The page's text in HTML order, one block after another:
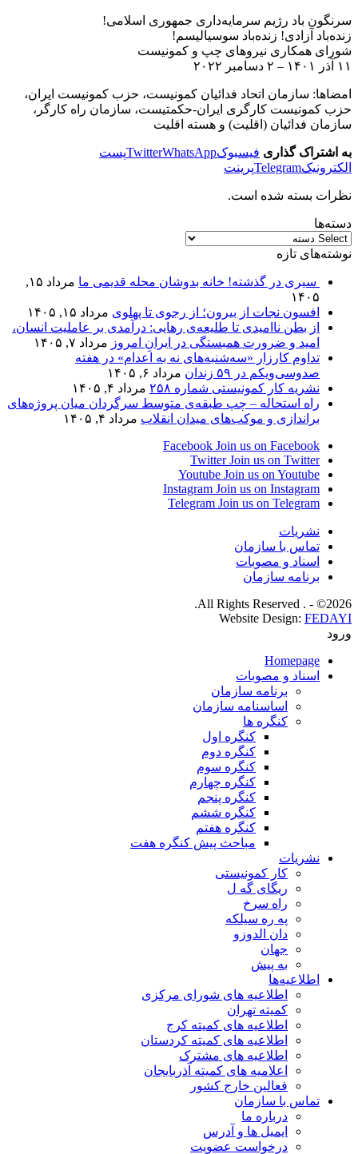
سرنگون باد رژیم سرمایه‌داری جمهوری اسلامی!
زنده‌باد آزادی! زنده‌باد سوسیالیسم!
شورای همکاری نیروهای چپ و کمونیست
۱۱ آذر ۱۴۰۱ – ۲ دسامبر ۲۰۲۲
امضاها: سازمان اتحاد فدائیان کمونیست، حزب کمونیست ایران،
حزب کمونیست کارگری ایران-حکمتیست، سازمان راه کارگر،
سازمان فدائیان (اقلیت) و هسته اقلیت
به اشتراک گذاری فیسبوک TwitterWhatsApp
پست
الکترونیکTelegramپرینت
نظرات بسته شده است.
دسته‌ها
نوشته‌های تازه
سیری در گذشته! خانه بدوشان محله قدیمی ما
مرداد ۱۵,
۱۴۰۵
افسون نجات از بیرون؛ از رجوی تا پهلوی مرداد ۱۵, ۱۴۰۵
از بطن ناامیدی تا طلیعه‌ی رهایی: درآمدی بر عاملیت انسان،
امید و ضرورت همبستگی در ایرانِ امروز مرداد ۷, ۱۴۰۵
تداوم کارزار «سه‌شنبه‌های نه به اعدام» در هفته
صدوسی‌و‌یکم در ۵۹ زندان
مرداد ۶, ۱۴۰۵
نشریه کار کمونیستی شماره ۲۵۸
مرداد ۴, ۱۴۰۵
راه استحاله – چپ طبقه‌ی متوسط سرگردان میان پروژه‌های
براندازی و موکب‌های میدان انقلاب مرداد ۴, ۱۴۰۵
Facebook Join us on Facebook
Twitter Join us on Twitter
Youtube Join us on Youtube
Instagram Join us on Instagram
Telegram Join us on Telegram
نشریات
تماس با سازمان
اسناد و مصوبات
برنامه سازمان
2026© - . All Rights Reserved.
Website Design: FEDAYI
ورود
Homepage
اسناد و مصوبات
برنامه سازمان
اساسنامه سازمان
کنگره ها
کنگره اول
کنگره دوم
کنگره سوم
کنگره چهارم
کنگره پنجم
کنگره ششم
کنگره هفتم
مباحث پیش کنگره هفت
نشریات
کار کمونیستی
ریگای گه ل
راه سرخ
په ره سیلکه
دان الدوزو
جهان
به پیش
اطلاعیه‌ها
اطلاعیه های شورای مرکزی
کمیته تهران
اطلاعیه های کمیته کرج
اطلاعیه های کمیته کردستان
اطلاعیه های مشترک
اعلامیه های کمیته آذربایجان
فعالین خارج کشور
تماس با سازمان
درباره ما
ایمیل ها و آدرس
درخواست عضویت